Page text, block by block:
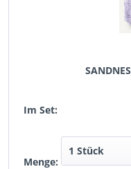
Im Set:
Menge: